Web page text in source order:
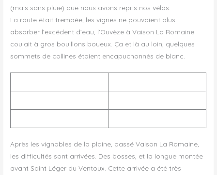
(mais sans pluie) que nous avons repris nos vélos.
La route était trempée, les vignes ne pouvaient plus
absorber l’excédent d’eau, l’Ouvèze à Vaison La Romaine
coulait à gros bouillons boueux. Ça et là au loin, quelques
sommets de collines étaient encapuchonnés de blanc.
Après les vignobles de la plaine, passé Vaison La Romaine,
les difficultés sont arrivées. Des bosses, et la longue montée
avant Saint Léger du Ventoux. Cette arrivée a été très